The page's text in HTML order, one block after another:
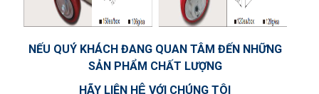
NẾU QUÝ KHÁCH ĐANG QUAN TÂM ĐẾN NHỮNG
SẢN PHẨM CHẤT LƯỢNG
HÃY LIÊN HỆ VỚI CHÚNG TÔI